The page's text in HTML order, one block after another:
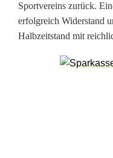
b
r
Sportvereins zurück.
erfolgreich Widerstand
Halbzeitstand mit